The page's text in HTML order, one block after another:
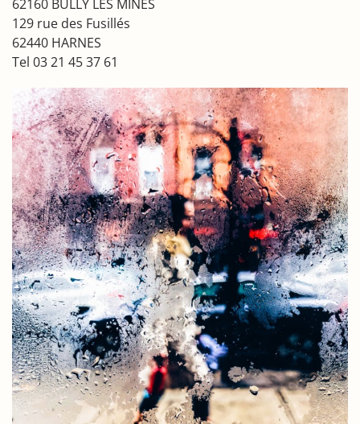
62160 BULLY LES MINES
129 rue des Fusillés
62440 HARNES
Tel 03 21 45 37 61